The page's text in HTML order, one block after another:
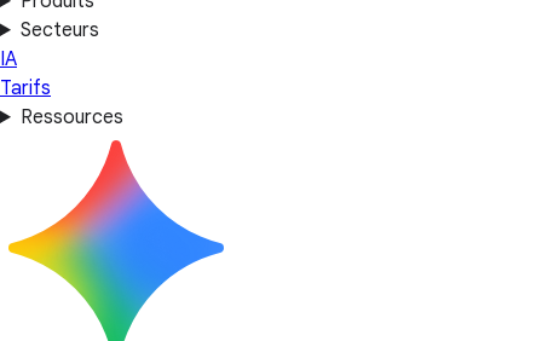
Secteurs
IA
Tarifs
Ressources